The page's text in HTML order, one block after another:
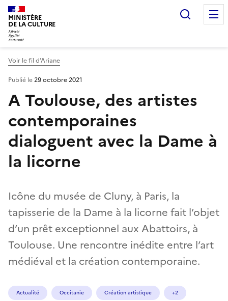
MINISTÈRE
DE LA CULTURE
Voir le fil d’Ariane
A Toulouse, des artistes
contemporaines
dialoguent avec la Dame à
la licorne
Icône du musée de Cluny, à Paris, la
tapisserie de la Dame à la licorne fait l’objet
d’un prêt exceptionnel aux Abattoirs, à
Toulouse. Une rencontre inédite entre l’art
médiéval et la création contemporaine.
Publié le29 octobre 2021
Actualité Occitanie Création artistique +2